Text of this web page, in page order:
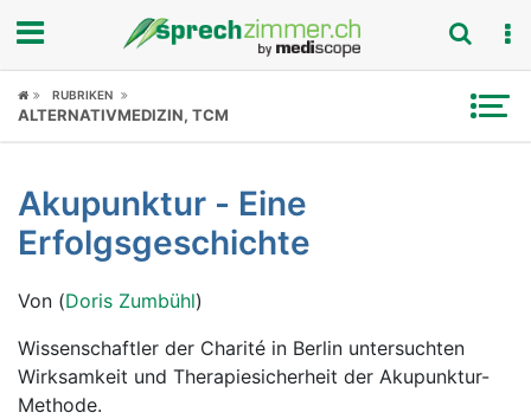
Fokus
Symptome
Untersuchungen
Ratgeber
RUBRIKEN
ALTERNATIVMEDIZIN, TCM
Akupunktur - Eine
Erfolgsgeschichte
Von (Doris Zumbühl)
Wissenschaftler der Charité in Berlin untersuchten
Wirksamkeit und Therapiesicherheit der Akupunktur-
Methode.